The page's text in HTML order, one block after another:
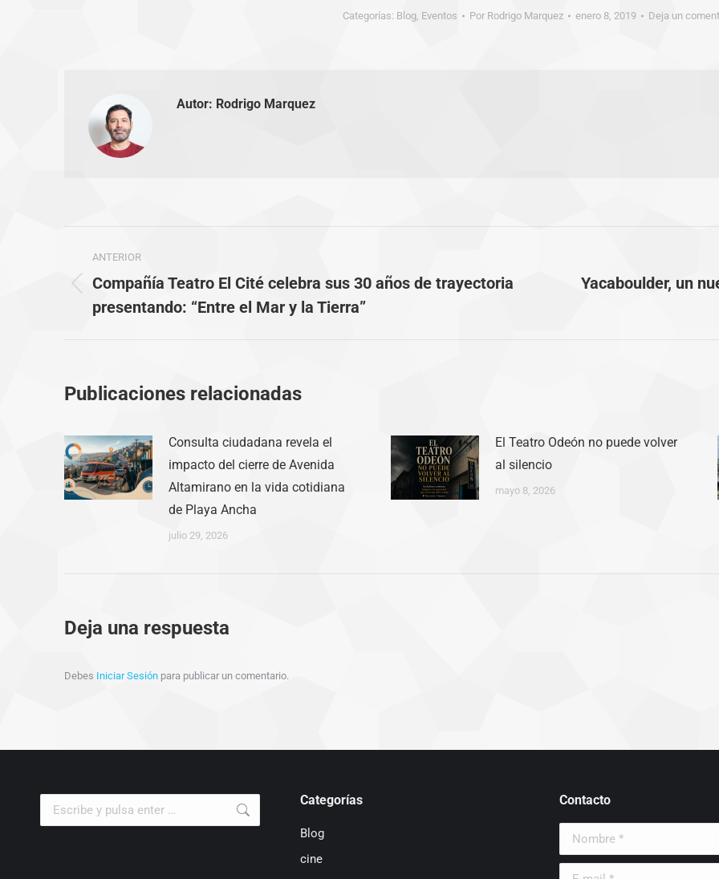
Categorías: Blog, Eventos Por Rodrigo Marquez enero 8, 2019 Deja un
Autor: Rodrigo Marquez
entre
publicaciones
ANTERIOR
Publicación
anterior:
Compañía Teatro El Cité celebra sus 30 años de trayectoria
presentando: “Entre el Mar y la Tierra”
Publicación
Yacaboulder, un
Publicaciones relacionadas
Consulta ciudadana revela el
impacto del cierre de Avenida
Altamirano en la vida cotidiana
de Playa Ancha
julio 29, 2026
El Teatro Odeón no puede volver
al silencio
mayo 8, 2026
Deja una respuesta
Debes Iniciar Sesión para publicar un comentario.
Buscar: Categorías
Blog
cine
Contacto
Nombre *
E-mail *